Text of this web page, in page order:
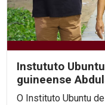
Instututo
guineense
Arnaldo Sucuma
O Instituto Ubuntu